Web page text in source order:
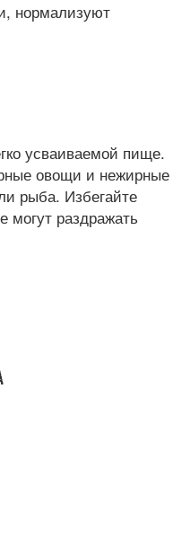
нормализуют
усваиваемой пище.
овощи и нежирные
рыба. Избегайте
раздражать